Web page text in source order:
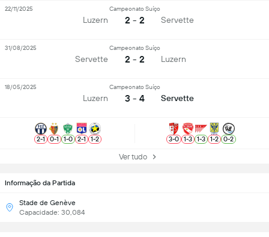
Informação da Partida
Stade de Genève
Capacidade: 30,084
Luzern
Campeonato Suíço
2 - 2 Servette
22/11/2025
Servette
Campeonato Suíço
2 - 2 Luzern
31/08/2025
Luzern
Campeonato Suíço
3 - 4 Servette
18/05/2025
2-1 0-1 1-0 2-1 1-2 3-0 1-3 1-3 1-2 0-2
Ver tudo